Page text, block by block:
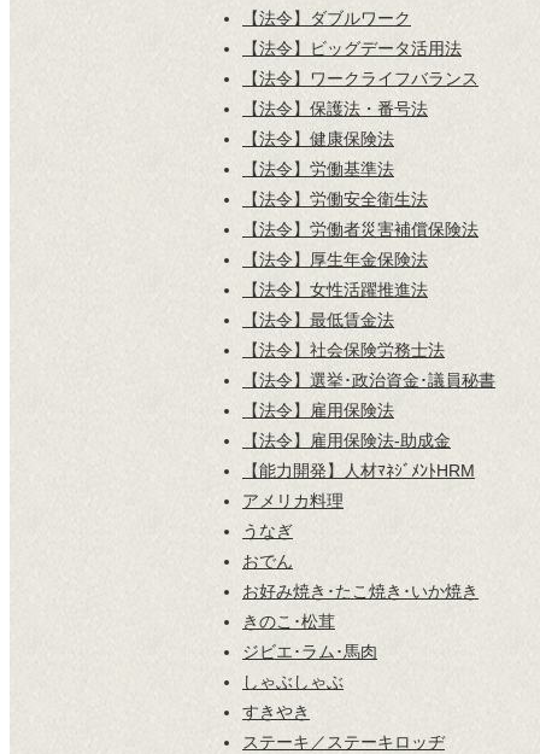
【法令】ダブルワーク
【法令】ビッグデータ活用法
【法令】ワークライフバランス
【法令】保護法・番号法
【法令】健康保険法
【法令】労働基準法
【法令】労働安全衛生法
【法令】労働者災害補償保険法
【法令】厚生年金保険法
【法令】女性活躍推進法
【法令】最低賃金法
【法令】社会保険労務士法
【法令】選挙･政治資金･議員秘書
【法令】雇用保険法
【法令】雇用保険法-助成金
【能力開発】人材ﾏﾈｼﾞﾒﾝﾄHRM
アメリカ料理
うなぎ
おでん
お好み焼き･たこ焼き･いか焼き
きのこ･松茸
ジビエ･ラム･馬肉
しゃぶしゃぶ
すきやき
ステーキ／ステーキロッヂ